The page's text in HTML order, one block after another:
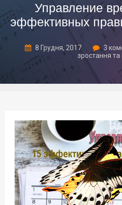
Управление
эффективных
8 Грудня, 2017 3
зростання та